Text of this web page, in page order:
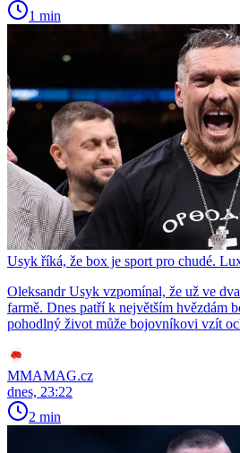
1 min
Usyk říká, že box je sport pro chudé.
Oleksandr Usyk vzpomínal, že už ve
farmě. Dnes patří k největším hvězdám
pohodlný život může bojovníkovi vzít
MMAMAG.cz
dnes, 23:22
2 min